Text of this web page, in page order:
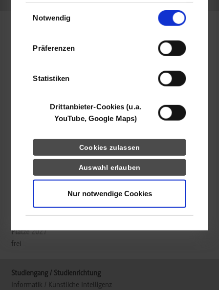
YouTube, Google Maps) führen diese
Daten zusammen, die Sie ihnen bereitgestellt
haben oder die sie im Rahmen Ihrer Nutzung
Notwendig
Präferenzen
Statistiken
Drittanbieter-Cookies (u.a.
YouTube, Google Maps)
Cookies zulassen
Auswahl erlauben
Nur notwendige Cookies
Fettweisstraße 42 d
https://www.enbw.com/
+49 721 63-00
recruiting-youngtalents@enbw.com
frei
Informatik / Künstliche Intelligenz